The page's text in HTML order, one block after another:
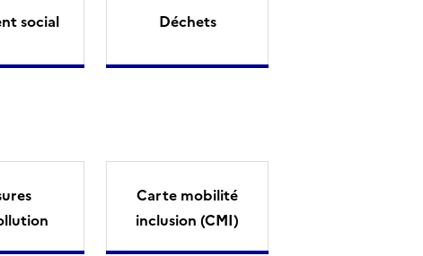
social Déchets
Carte mobilité
inclusion (CMI)